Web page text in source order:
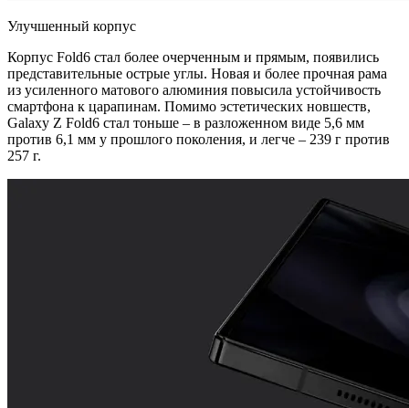
Улучшенный корпус
Корпус Fold6 стал более очерченным и прямым, появились
представительные острые углы. Новая и более прочная рама
из усиленного матового алюминия повысила устойчивость
смартфона к царапинам. Помимо эстетических новшеств,
Galaxy Z Fold6 стал тоньше – в разложенном виде 5,6 мм
против 6,1 мм у прошлого поколения, и легче – 239 г против
257 г.